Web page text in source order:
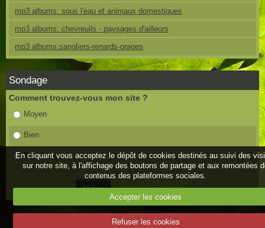
mp3 albums: sous l'eau et animaux domestiques
mp3 albums: chevreuils - paysages d'ailleurs
mp3 albums:sangliers-renards-orages
Sondage
Comment trouvez-vous mon site ?
Moyen
Bien
Très bien
Mentions légales
En cliquant vous acceptez le dépôt de cookies destinés au suivi des
sur notre site, à l'affichage des boutons de partage et aux remontées
contenus des plateformes sociales.
Accepter les cookies
Refuser les cookies